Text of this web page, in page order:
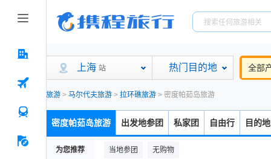
上海 站 热门目的地 全部
旅游 > 马尔代夫旅游 > 拉环礁旅游 > 密度帕茹岛旅游
密度帕茹岛旅游 出发地参团 私家团 自由行 目的
为您推荐 当地参团 无购物